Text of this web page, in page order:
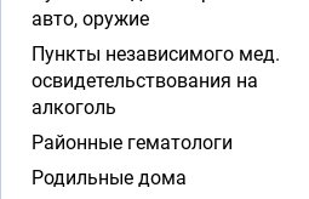
авто, оружие
Пункты независимого мед.
освидетельствования на
алкоголь
Районные гематологи
Родильные дома